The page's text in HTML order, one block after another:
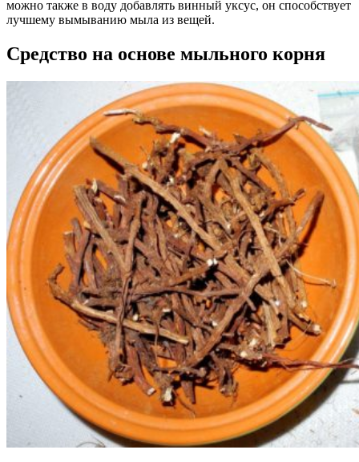
можно также в воду добавлять винный уксус, он способствует
лучшему вымыванию мыла из вещей.
Средство на основе мыльного корня